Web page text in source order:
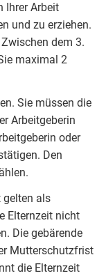
Ihrer Arbeit
und zu erziehen.
dem 3.
maximal 2
Sie müssen die
Arbeitgeberin
oder
Den
gelten als
Elternzeit nicht
Die gebärende
Mutterschutzfrist
die Elternzeit